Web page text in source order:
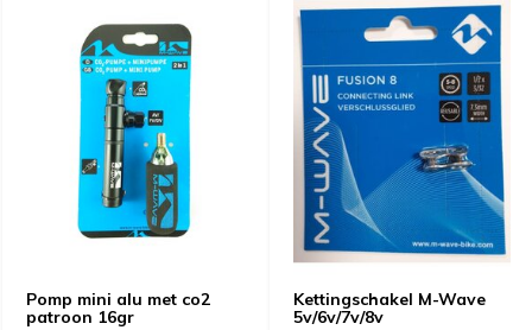
Pomp mini alu met co2
patroon 16gr
Kettingschakel M-Wave
5v/6v/7v/8v